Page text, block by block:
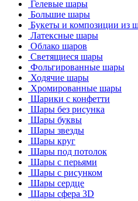
Гелевые шары
Большие шары
Букеты и композиции из
Латексные шары
Облако шаров
Светящиеся шары
Фольгированные шары
Ходячие шары
Хромированные шары
Шарики с конфетти
Шары без рисунка
Шары буквы
Шары звезды
Шары круг
Шары под потолок
Шары с перьями
Шары с рисунком
Шары сердце
Шары сфера 3D